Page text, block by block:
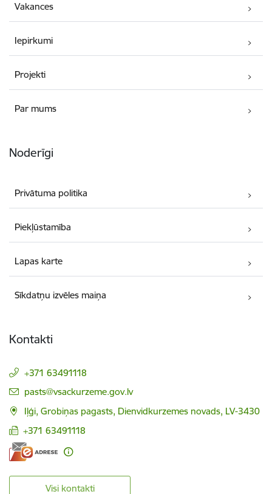
Vakances
Iepirkumi
Projekti
Par mums
Noderīgi
Privātuma politika
Piekļūstamība
Lapas karte
Sīkdatņu izvēles maiņa
Kontakti
+371 63491118
E-pasts:
pasts@vsackurzeme.gov.lv
Iļģi, Grobiņas pagasts, Dienvidkurzemes novads, LV-3430
+371 63491118
Visi kontakti